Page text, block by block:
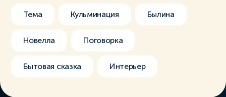
Тема Кульминация Былина
Новелла Поговорка
Бытовая сказка Интерьер